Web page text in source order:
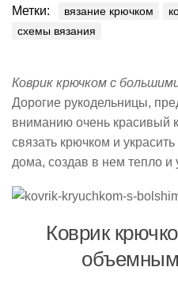
Метки: вязание крючком
схемы вязания
Коврик крючком с
Дорогие рукодельницы,
вниманию очень красивый
связать крючком и
дома, создав в нем тепло и
Коврик